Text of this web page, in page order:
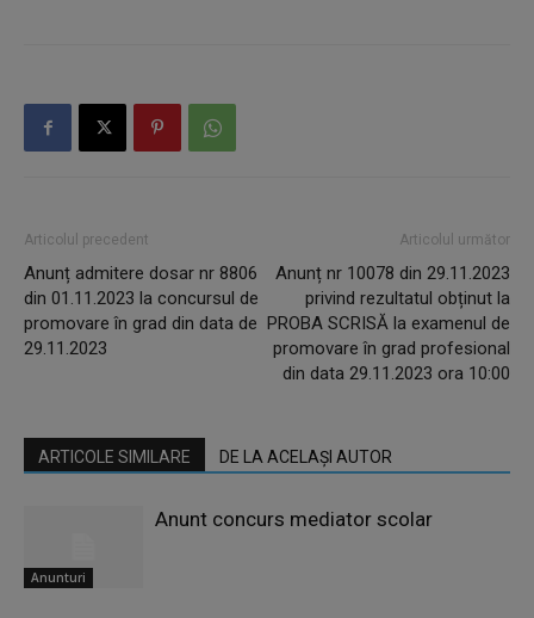
Articolul precedent
Anunț admitere dosar nr 8806
din 01.11.2023 la concursul de
promovare în grad din data de
29.11.2023
Articolul următor
Anunț nr 10078 din 29.11.2023
privind rezultatul obținut la
PROBA SCRISĂ la examenul de
promovare în grad profesional
din data 29.11.2023 ora 10:00
ARTICOLE SIMILARE DE LA ACELAȘI AUTOR
Anunturi
Anunt concurs mediator scolar